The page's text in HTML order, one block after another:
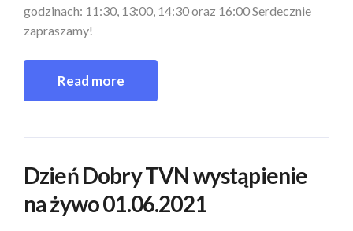
godzinach: 11:30, 13:00, 14:30 oraz 16:00 Serdecznie
zapraszamy!
Read more
Dzień Dobry TVN wystąpienie
na żywo 01.06.2021